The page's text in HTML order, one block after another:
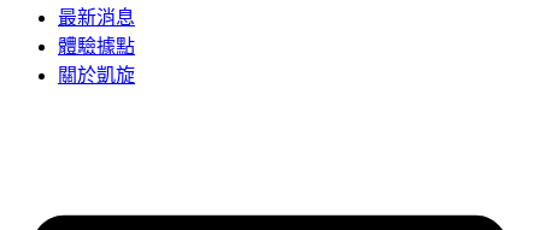
最新消息
體驗據點
關於凱旋